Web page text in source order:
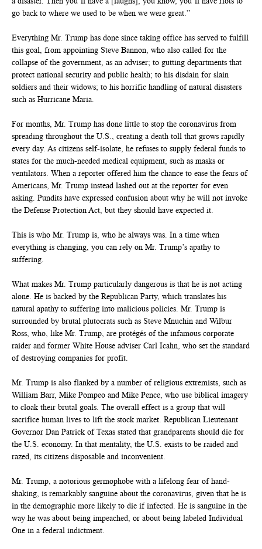
go back to where we used to be when we were great.”
Everything Mr. Trump has done since taking office has served to fulfill
this goal, from appointing Steve Bannon, who also called for the
collapse of the government, as an adviser; to gutting departments that
protect national security and public health; to his disdain for slain
soldiers and their widows; to his horrific handling of natural disasters
such as Hurricane Maria.
For months, Mr. Trump has done little to stop the coronavirus from
spreading throughout the U.S., creating a death toll that grows rapidly
every day. As citizens self-isolate, he refuses to supply federal funds to
states for the much-needed medical equipment, such as masks or
ventilators. When a reporter offered him the chance to ease the fears of
Americans, Mr. Trump instead lashed out at the reporter for even
asking. Pundits have expressed confusion about why he will not invoke
the Defense Protection Act, but they should have expected it.
This is who Mr. Trump is, who he always was. In a time when
everything is changing, you can rely on Mr. Trump’s apathy to
suffering.
What makes Mr. Trump particularly dangerous is that he is not acting
alone. He is backed by the Republican Party, which translates his
natural apathy to suffering into malicious policies. Mr. Trump is
surrounded by brutal plutocrats such as Steve Mnuchin and Wilbur
Ross, who, like Mr. Trump, are protégés of the infamous corporate
raider and former White House adviser Carl Icahn, who set the standard
of destroying companies for profit.
Mr. Trump is also flanked by a number of religious extremists, such as
William Barr, Mike Pompeo and Mike Pence, who use biblical imagery
to cloak their brutal goals. The overall effect is a group that will
sacrifice human lives to lift the stock market. Republican Lieutenant
Governor Dan Patrick of Texas stated that grandparents should die for
the U.S. economy. In that mentality, the U.S. exists to be raided and
razed, its citizens disposable and inconvenient.
Mr. Trump, a notorious germophobe with a lifelong fear of hand-
shaking, is remarkably sanguine about the coronavirus, given that he is
in the demographic more likely to die if infected. He is sanguine in the
way he was about being impeached, or about being labeled Individual
One in a federal indictment.